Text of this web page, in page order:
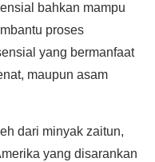
bahkan mampu
proses
yang bermanfaat
maupun asam
dari minyak zaitun,
yang disarankan